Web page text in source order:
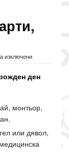
изключениза
за
рожден
ден
монтьор,
или дявол,